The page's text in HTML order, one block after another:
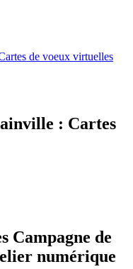
de voeux virtuelles
: Cartes
Campagne de
numérique